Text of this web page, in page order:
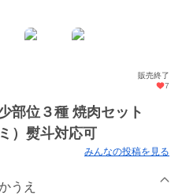
販売終了
7
部位３種 焼肉セット
）熨斗対応可
みんなの投稿を見る
うえ